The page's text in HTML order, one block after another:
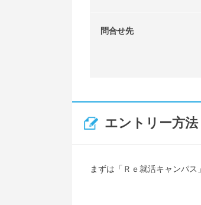
問合せ先
エントリー方
まずは「Ｒｅ就活キャンパス